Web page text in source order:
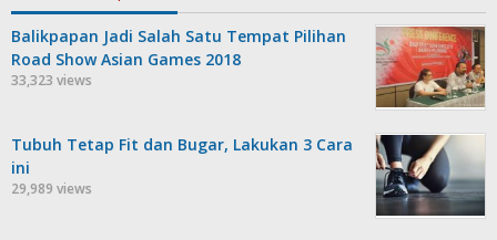
Balikpapan Jadi Salah Satu Tempat Pilihan
Road Show Asian Games 2018
33,323 views
Tubuh Tetap Fit dan Bugar, Lakukan 3 Cara
ini
29,989 views